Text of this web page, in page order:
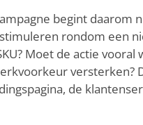
begint daarom
rondom een
Moet de actie
versterken?
de